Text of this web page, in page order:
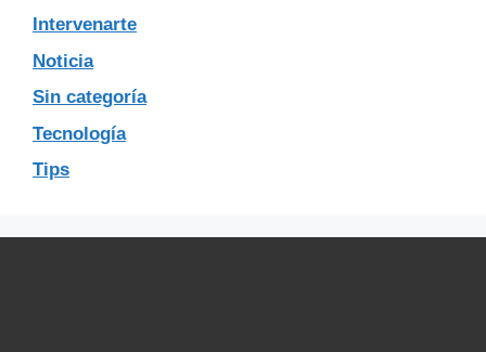
Intervenarte
Noticia
Sin categoría
Tecnología
Tips